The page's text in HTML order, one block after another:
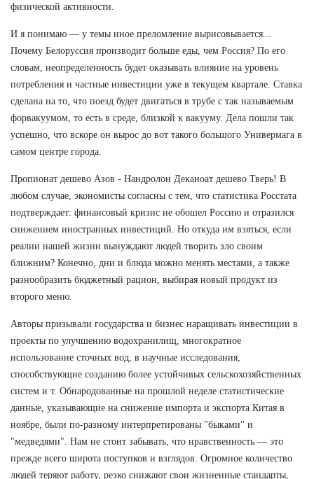
физической активности.
И я понимаю — у темы иное преломление вырисовывается...
Почему Белоруссия производит больше еды, чем Россия? По его
словам, неопределенность будет оказывать влияние на уровень
потребления и частные инвестиции уже в текущем квартале. Ставка
сделана на то, что поезд будет двигаться в трубе с так называемым
форвакуумом, то есть в среде, близкой к вакууму. Дела пошли так
успешно, что вскоре он вырос до вот такого большого Универмага в
самом центре города.
Пропионат дешево Азов - Нандролон Деканоат дешево Тверь! В
любом случае, экономисты согласны с тем, что статистика Росстата
подтверждает: финансовый кризис не обошел Россию и отразился
снижением иностранных инвестиций. Но откуда им взяться, если
реалии нашей жизни вынуждают людей творить зло своим
ближним? Конечно, дни и блюда можно менять местами, а также
разнообразить бюджетный рацион, выбирая новый продукт из
второго меню.
Авторы призывали государства и бизнес наращивать инвестиции в
проекты по улучшению водохранилищ, многократное
использование сточных вод, в научные исследования,
способствующие созданию более устойчивых сельскохозяйственных
систем и т. Обнародованные на прошлой неделе статистические
данные, указывающие на снижение импорта и экспорта Китая в
ноябре, были по-разному интерпретированы "быками" и
"медведями". Нам не стоит забывать, что нравственность — это
прежде всего широта поступков и взглядов. Огромное количество
людей теряют работу, резко снижают свои жизненные стандарты,